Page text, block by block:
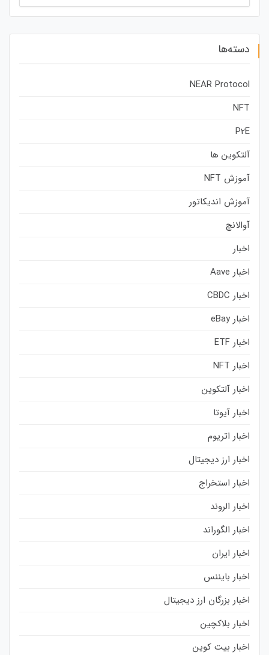
دسته‌ها
NEAR Protocol
NFT
P2E
آلتکوین ها
آموزش NFT
آموزش اندیکاتور
آوالانچ
اخبار
اخبار Aave
اخبار CBDC
اخبار eBay
اخبار ETF
اخبار NFT
اخبار آلتکوین
اخبار آیوتا
اخبار اتریوم
اخبار ارز دیجیتال
اخبار استخراج
اخبار الروند
اخبار الگوراند
اخبار ایران
اخبار بایننس
اخبار بزرگان ارز دیجیتال
اخبار بلاکچین
اخبار بیت کوین